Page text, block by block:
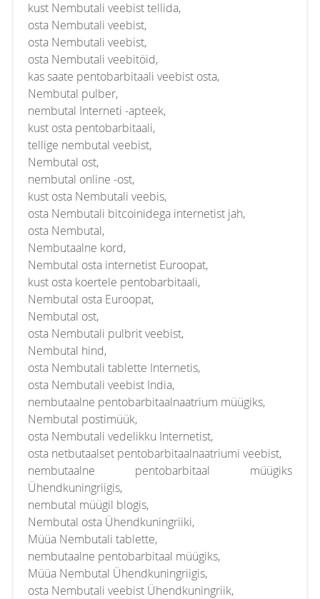
kust Nembutali veebist tellida,
osta Nembutali veebist,
osta Nembutali veebist,
osta Nembutali veebitöid,
kas saate pentobarbitaali veebist osta,
Nembutal pulber,
nembutal Interneti -apteek,
kust osta pentobarbitaali,
tellige nembutal veebist,
Nembutal ost,
nembutal online -ost,
kust osta Nembutali veebis,
osta Nembutali bitcoinidega internetist jah,
osta Nembutal,
Nembutaalne kord,
Nembutal osta internetist Euroopat,
kust osta koertele pentobarbitaali,
Nembutal osta Euroopat,
Nembutal ost,
osta Nembutali pulbrit veebist,
Nembutal hind,
osta Nembutali tablette Internetis,
osta Nembutali veebist India,
nembutaalne pentobarbitaalnaatrium müügiks,
Nembutal postimüük,
osta Nembutali vedelikku Internetist,
osta netbutaalset pentobarbitaalnaatriumi veebist,
nembutaalne pentobarbitaal müügiks
Ühendkuningriigis,
nembutal müügil blogis,
Nembutal osta Ühendkuningriiki,
Müüa Nembutali tablette,
nembutaalne pentobarbitaal müügiks,
Müüa Nembutal Ühendkuningriigis,
osta Nembutali veebist Ühendkuningriik,